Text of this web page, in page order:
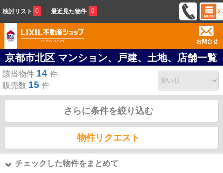
検討リスト 0 最近見た物件 0
お問合せ
京都市北区 マンション、戸建、土地、店舗一覧
該当物件 14 件
販売数 15 件
さらに条件を絞り込む
物件リクエスト
チェックした物件をまとめて